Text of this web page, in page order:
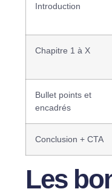
Introduction
Chapitre 1 à X
Bullet points et
encadrés
Conclusion + CTA
Les